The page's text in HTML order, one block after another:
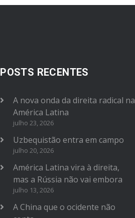
POSTS RECENTES
A nova onda da direita radical na
América Latina
julho 23, 2026
Uzbequistão entra em campo
julho 20, 2026
América Latina vira à direita,
mas a Rússia não vai embora
julho 13, 2026
A China que o ocidente não